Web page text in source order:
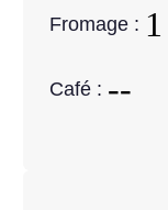
Fromage :
Café :